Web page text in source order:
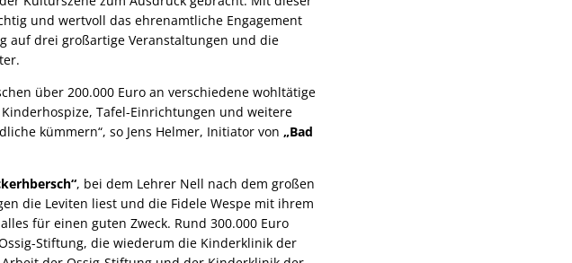
und wertvoll das ehrenamtliche Engagement
auf drei großartige Veranstaltungen und die
über 200.000 Euro an verschiedene wohltätige
Tafel-Einrichtungen und weitere
kümmern“, so Jens Helmer, Initiator von „Bad
, bei dem Lehrer Nell nach dem großen
die Leviten liest und die Fidele Wespe mit ihrem
für einen guten Zweck. Rund 300.000 Euro
Stiftung, die wiederum die Kinderklinik der